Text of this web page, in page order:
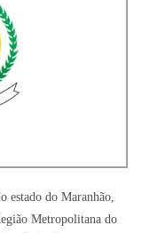
do Maranhão,
Metropolitana do